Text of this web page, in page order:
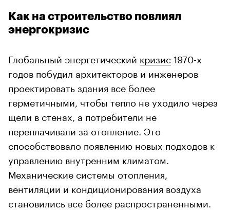
Как на строительство повлиял
энергокризис
Глобальный энергетический кризис1970-х
годов побудил архитекторов и инженеров
проектировать здания все более
герметичными, чтобы тепло не уходило через
щели в стенах, а потребители не
переплачивали за отопление. Это
способствовало появлению новых подходов к
управлению внутренним климатом.
Механические системы отопления,
вентиляции и кондиционирования воздуха
становились все более распространенными.